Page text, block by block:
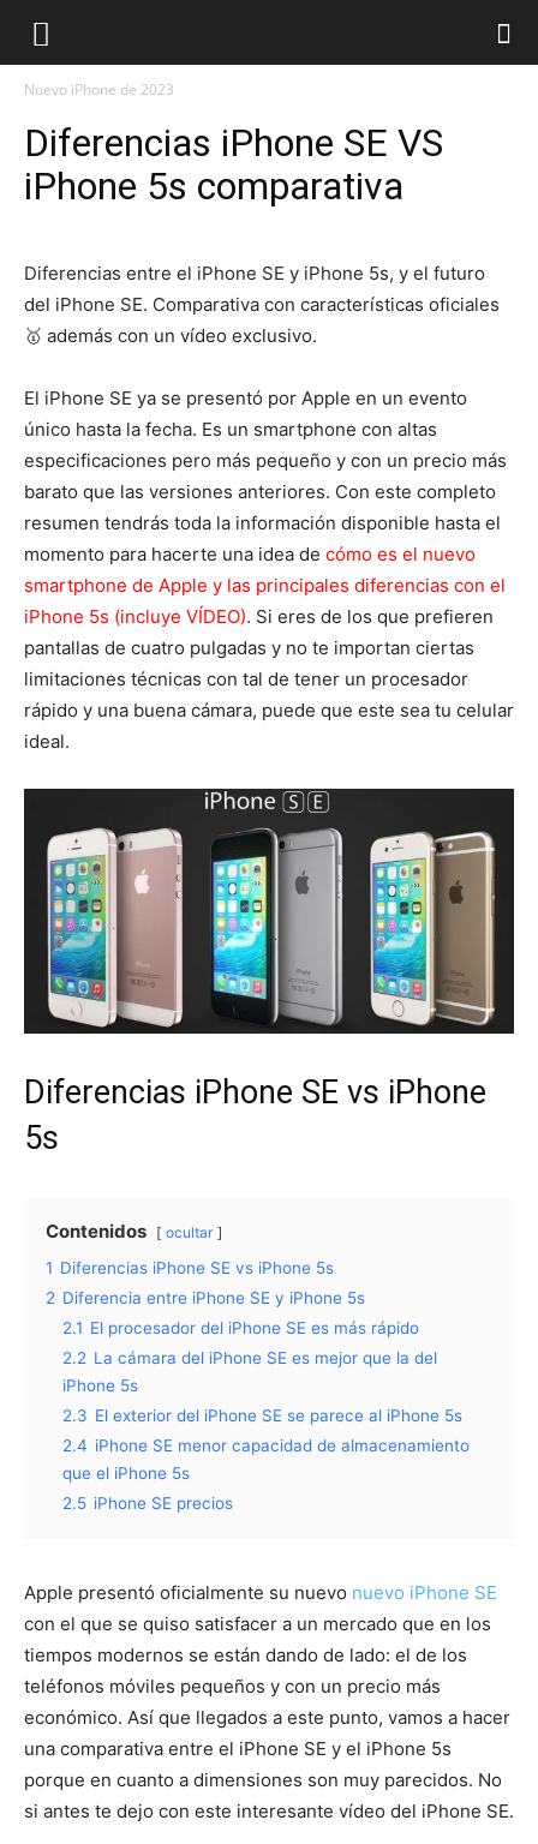
Nuevo iPhone de 2023
Diferencias iPhone SE VS
iPhone 5s comparativa
Diferencias entre el iPhone SE y iPhone 5s, y el futuro
del iPhone SE. Comparativa con características oficiales
🥇 además con un vídeo exclusivo.
El iPhone SE ya se presentó por Apple en un evento
único hasta la fecha. Es un smartphone con altas
especificaciones pero más pequeño y con un precio más
barato que las versiones anteriores. Con este completo
resumen tendrás toda la información disponible hasta el
momento para hacerte una idea de cómo es el nuevo
smartphone de Apple y las principales diferencias con el
iPhone 5s (incluye VÍDEO). Si eres de los que prefieren
pantallas de cuatro pulgadas y no te importan ciertas
limitaciones técnicas con tal de tener un procesador
rápido y una buena cámara, puede que este sea tu celular
ideal.
Diferencias iPhone SE vs iPhone
5s
Contenidos ocultar
1 Diferencias iPhone SE vs iPhone 5s
2 Diferencia entre iPhone SE y iPhone 5s
2.1 El procesador del iPhone SE es más rápido
2.2 La cámara del iPhone SE es mejor que la del
iPhone 5s
2.3 El exterior del iPhone SE se parece al iPhone 5s
2.4 iPhone SE menor capacidad de almacenamiento
que el iPhone 5s
2.5 iPhone SE precios
Apple presentó oficialmente su nuevo nuevo iPhone SE
con el que se quiso satisfacer a un mercado que en los
tiempos modernos se están dando de lado: el de los
teléfonos móviles pequeños y con un precio más
económico. Así que llegados a este punto, vamos a hacer
una comparativa entre el iPhone SE y el iPhone 5s
porque en cuanto a dimensiones son muy parecidos. No
si antes te dejo con este interesante vídeo del iPhone SE.